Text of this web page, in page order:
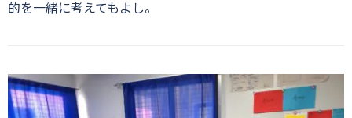
的を一緒に考えてもよし。